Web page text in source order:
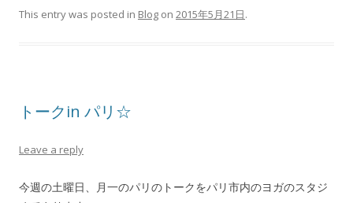
This entry was posted in Blog on 2015年5月21日.
トークin パリ☆
Leave a reply
今週の土曜日、月一のパリのトークをパリ市内のヨガのスタジ